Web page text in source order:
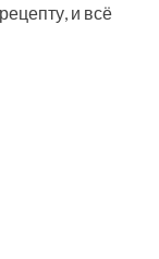
и всё